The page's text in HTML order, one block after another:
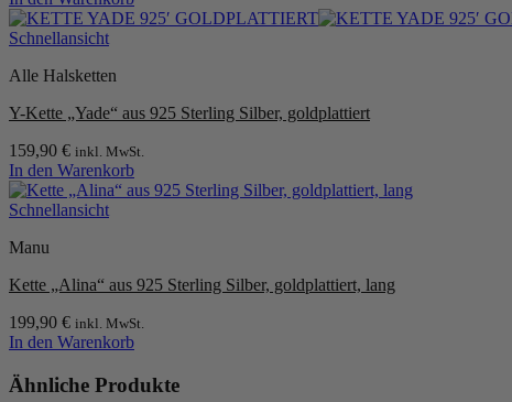
Schnellansicht
Alle Halsketten
Y-Kette „Yade“ aus 925 Sterling Silber, goldplattiert
159,90 € inkl. MwSt.
In den Warenkorb
Schnellansicht
Manu
Kette „Alina“ aus 925 Sterling Silber, goldplattiert, lang
199,90 € inkl. MwSt.
In den Warenkorb
Ähnliche Produkte